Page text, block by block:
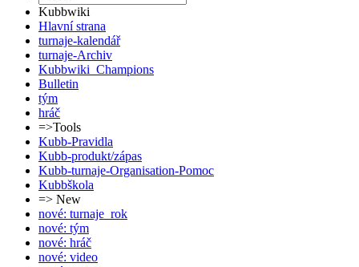
Kubbwiki
Hlavní strana
turnaje-kalendář
turnaje-Archiv
Kubbwiki_Champions
Bulletin
tým
hráč
=>Tools
Kubb-Pravidla
Kubb-produkt/zápas
Kubb-turnaje-Organisation-Pomoc
Kubbškola
=> New
nové: turnaje_rok
nové: tým
nové: hráč
nové: video